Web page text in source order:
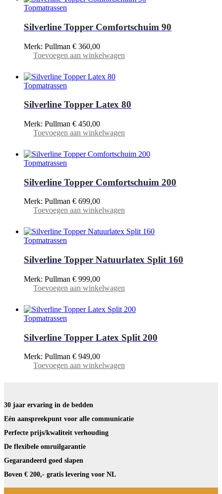
Topmatrassen
Silverline Topper Comfortschuim 90
Merk: Pullman € 360,00
Toevoegen aan winkelwagen
Topmatrassen
Silverline Topper Latex 80
Merk: Pullman € 450,00
Toevoegen aan winkelwagen
Topmatrassen
Silverline Topper Comfortschuim 200
Merk: Pullman € 699,00
Toevoegen aan winkelwagen
Topmatrassen
Silverline Topper Natuurlatex Split 160
Merk: Pullman € 999,00
Toevoegen aan winkelwagen
Topmatrassen
Silverline Topper Latex Split 200
Merk: Pullman € 949,00
Toevoegen aan winkelwagen
30 jaar ervaring in de bedden
Eén aanspreekpunt voor alle communicatie
Perfecte prijs/kwaliteit verhouding
De flexibele omruilgarantie
Gegarandeerd goed slapen
Boven € 200,- gratis levering voor NL